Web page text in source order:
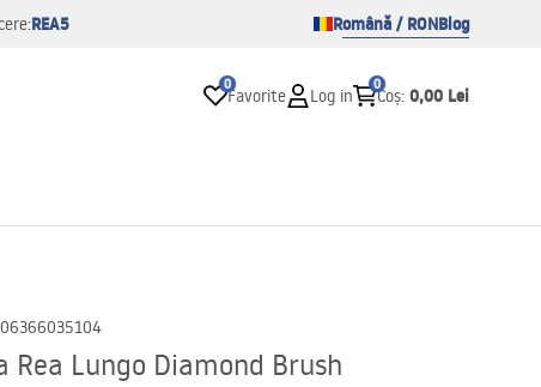
REA5 Română / RONBlog
0
Favorite Log in
0
Coș: 0,00 Lei
Lungo Diamond Brush